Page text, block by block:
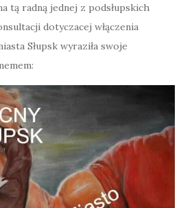
tą radną jednej z podsłupskich
dotyczacej włączenia
Słupsk wyraziła swoje